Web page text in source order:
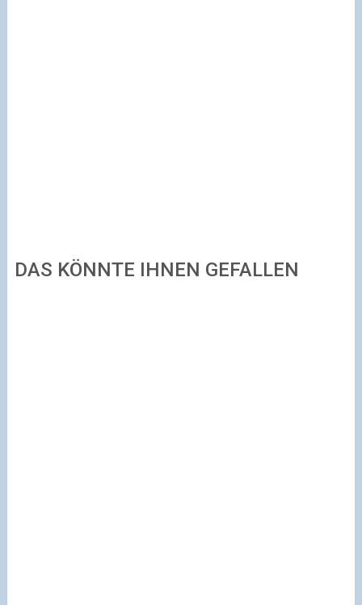
DAS KÖNNTE IHNEN GEFALLEN